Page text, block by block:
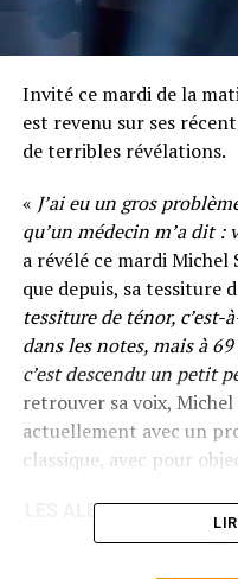
Invité ce mardi de la
est revenu sur ses
de terribles révélations.
« J’ai eu un gros
qu’un médecin m’a dit :
a révélé ce mardi
que depuis, sa tessiture
tessiture de ténor,
dans les notes, mais à
c’est descendu un petit
retrouver sa voix, Michel
actuellement avec un
classique, avec pour
LES ALBUMS DE